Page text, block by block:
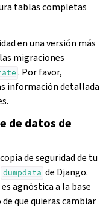
tablas completas
en una versión más
migraciones
. Por favor,
información detallada
de datos de
de seguridad de tu
dumpdata de Django.
agnóstica a la base
que quieras cambiar